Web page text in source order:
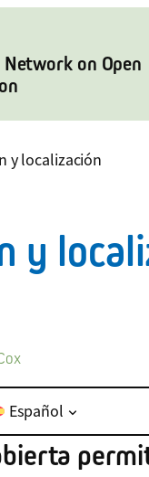
on Open
y localización
y
Español